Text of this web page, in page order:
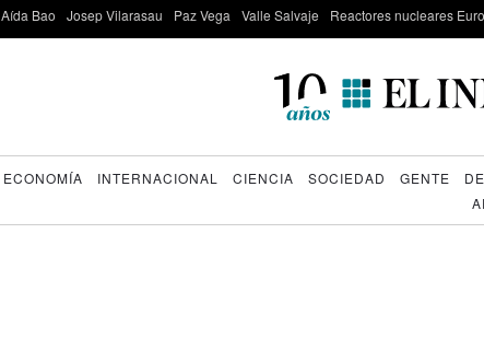
Aída Bao Josep Vilarasau Paz Vega Valle Salvaje Reactores nucleares
ECONOMÍA INTERNACIONAL CIENCIA SOCIEDAD GENTE